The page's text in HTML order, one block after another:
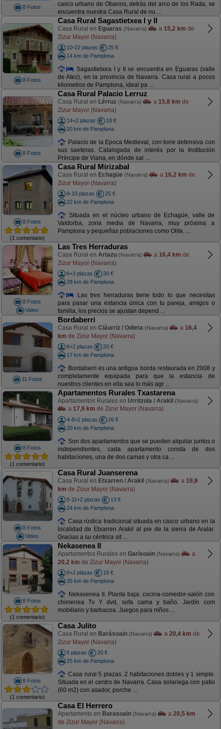
8 Fotos
casco urbano de Obanos, detrás del arco de los Rada, se
encuentra nuestra Casa Rural de nu ...
8 Fotos
Casa Rural Sagastietxea I y II
Casa Rural en Eguaras (Navarra) a 15,2 km de
Zizur Mayor (Navarra)
10-22 plazas
25 €
14 km de Pamplona
Sagastietxea I y II se encuentra en Eguaras (valle
de Atez), en la provincia de Navarra. Casa rural a pocos
kilometros de Pamplona, ideal pa ...
8 Fotos
Casa Rural Palacio Lerruz
Casa Rural en Lérruz (Navarra) a 15,8 km de
Zizur Mayor (Navarra)
14+2 plazas
18 €
20 km de Pamplona
Palacio de la Epoca Medieval, con torre defensiva con
sus saeteras. Catalogada de interés por la Institución
Príncipe de Viana, en dónde sal ...
8 Fotos
(1 comentario)
Casa Rural Mirizabal
Casa Rural en Echagüe (Navarra) a 16,2 km de
Zizur Mayor (Navarra)
8-10 plazas
25 €
22 km de Pamplona
Situada en el núcleo urbano de Echagüe, valle de
Valdorba, zona media de Navarra, muy próxima a
Pamplona y pequeñas poblaciones como Olite, ...
8 Fotos
Video
Las Tres Herraduras
Casa Rural en Artazu (Navarra) a 16,4 km de
Zizur Mayor (Navarra)
6+3 plazas
20 €
28 km de Pamplona
Las tres herraduras tiene todo lo que necesitas
para pasar una estancia única con tu pareja, amigos o
familia, los precios se ajustan depend ...
11 Fotos
Bordaberri
Casa Rural en Ciáurriz / Odieta (Navarra) a 16,4
km de Zizur Mayor (Navarra)
6+2 plazas
20 €
17 km de Pamplona
Bordaberri es una antigua borda restaurada en 2008 y
completamente equipada para que la estancia de
nuestros clientes en ella sea lo más agr ...
8 Fotos
(1 comentario)
Apartamentos Rurales Txastarena
Apartamentos Rurales en Urritzola / Arakil (Navarra)
a 17,9 km de Zizur Mayor (Navarra)
4-8+2 plazas
26 €
20 km de Pamplona
Son dos apartamentos que se pueden alquilar juntos o
independientes, cada apartamento consta de dos
habitaciones, una de dos camas y otra ca ...
8 Fotos
Video
Casa Rural Juanserena
Casa Rural en Etxarren / Arakil (Navarra) a 19,8
km de Zizur Mayor (Navarra)
5-11+2 plazas
13 €
24 km de Pamplona
Casa rústica tradicional situada en casco urbano en la
localidad de Etxarren Arakil al pie de la sierra de Aralar.
Gracias a su céntrica sit ...
8 Fotos
(1 comentario)
Nekasenea II
Apartamentos Rurales en Garísoain (Navarra)
a
20,2 km de Zizur Mayor (Navarra)
8+2 plazas
15 €
35 km de Pamplona
Nekasenea II. Planta baja: cocina-comedor-salón con
chimenea Tv Y dvd, sofa cama y baño. Jardín com
mobiliario y barbacoa. Juegos para niños ...
8 Fotos
(1 comentario)
Casa Julito
Casa Rural en Barásoain (Navarra) a 20,4 km de
Zizur Mayor (Navarra)
5 plazas
20 €
25 km de Pamplona
Casa rural 5 plazas. 2 habitaciones dobles y 1 simple.
Situada en el centro de Navarra. Casa solariega con patio
(60 m2) con asador, porche ...
Casa El Herrero
Apartamento en Barasoain (Navarra) a 20,5 km
de Zizur Mayor (Navarra)